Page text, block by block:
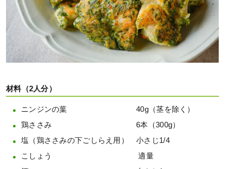
材料（2人分）
ニンジンの葉 40g（茎を除く）
鶏ささみ 6本（300g）
塩（鶏ささみの下ごしらえ用） 小さじ1/4
こしょう 適量